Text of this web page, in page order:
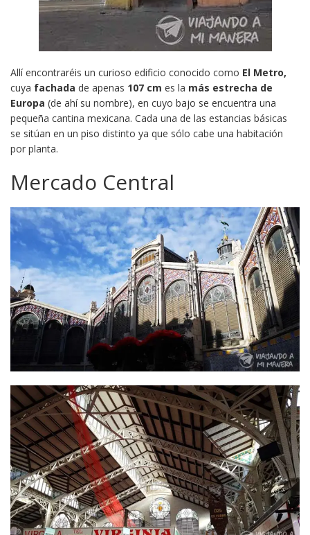
Allí encontraréis un curioso edificio conocido como El Metro,
cuya fachada de apenas 107 cm es la más estrecha de
Europa (de ahí su nombre), en cuyo bajo se encuentra una
pequeña cantina mexicana. Cada una de las estancias básicas
se sitúan en un piso distinto ya que sólo cabe una habitación
por planta.
Mercado Central